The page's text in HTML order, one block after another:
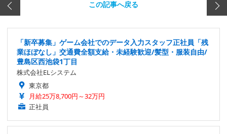
この記事へ戻る
「新卒募集」ゲーム会社でのデータ入力スタッフ正社員「残
業ほぼなし」交通費全額支給・未経験歓迎/髪型・服装自由/
豊島区西池袋1丁目
株式会社ELシステム
東京都
月給25万8,700円～32万円
正社員